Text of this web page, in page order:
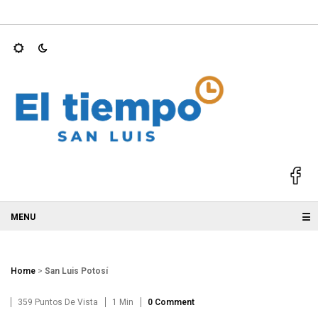
☰
Home > San Luis Potosí
359 Puntos De Vista 1 Min 0 Comment